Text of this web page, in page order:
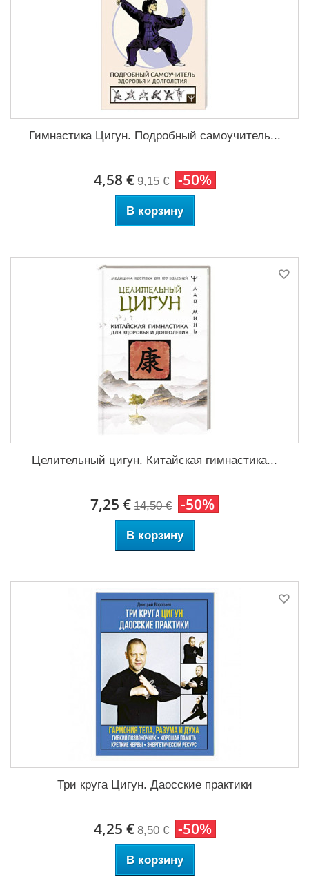
Гимнастика Цигун. Подробный самоучитель...
4,58 € 9,15 € -50%
В корзину
Целительный цигун. Китайская гимнастика...
7,25 € 14,50 € -50%
В корзину
Три круга Цигун. Даосские практики
4,25 € 8,50 € -50%
В корзину